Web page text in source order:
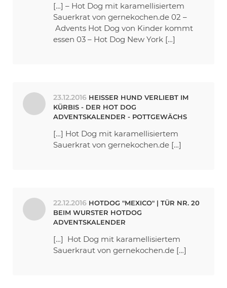
[…] – Hot Dog mit karamellisiertem
Sauerkrat von gernekochen.de 02 –
Advents Hot Dog von Kinder kommt
essen 03 – Hot Dog New York […]
23.12.2016 HEISSER HUND VERLIEBT IM
KÜRBIS - DER HOT DOG
ADVENTSKALENDER - POTTGEWÄCHS
[…] Hot Dog mit karamellisiertem
Sauerkrat von gernekochen.de […]
22.12.2016 HOTDOG "MEXICO" | TÜR NR. 20
BEIM WURSTER HOTDOG
ADVENTSKALENDER
[…] Hot Dog mit karamellisiertem
Sauerkraut von gernekochen.de […]